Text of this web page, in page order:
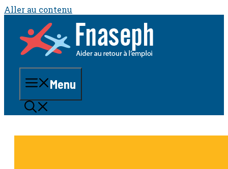
Aller au contenu
Menu